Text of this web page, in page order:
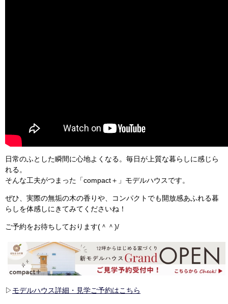
日常のふとした瞬間に心地よくなる。毎日が上質な暮らしに感じら
れる。
そんな工夫がつまった「compact＋」モデルハウスです。
ぜひ、実際の無垢の木の香りや、コンパクトでも開放感あふれる暮
らしを体感しにきてみてくださいね！
ご予約をお待ちしております(＾＾)/
▷ モデルハウス詳細・見学ご予約はこちら